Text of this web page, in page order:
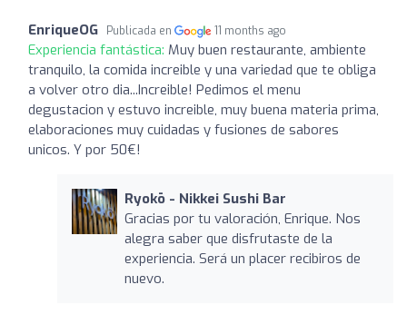
EnriqueOG Publicada en 11 months ago
Experiencia fantástica: Muy buen restaurante, ambiente
tranquilo, la comida increible y una variedad que te obliga
a volver otro dia...Increible! Pedimos el menu
degustacion y estuvo increible, muy buena materia prima,
elaboraciones muy cuidadas y fusiones de sabores
unicos. Y por 50€!
Ryokō - Nikkei Sushi Bar
Gracias por tu valoración, Enrique. Nos
alegra saber que disfrutaste de la
experiencia. Será un placer recibiros de
nuevo.